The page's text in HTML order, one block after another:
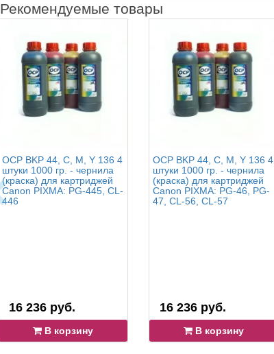
Рекомендуемые товары
OCP BKP 44, C, M, Y 136 4
штуки 1000 гр. - чернила
(краска) для картриджей
Canon PIXMA: PG-445, CL-
446
16 236 руб.
В корзину
OCP BKP 44, C, M, Y 136 4
штуки 1000 гр. - чернила
(краска) для картриджей
Canon PIXMA: PG-46, PG-
47, CL-56, CL-57
16 236 руб.
В корзину